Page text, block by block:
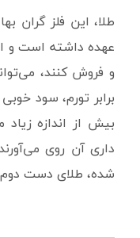
طلا، این فلز گران
عهده داشته است و
و فروش کنند،
برابر تورم، سود
بیش از اندازه
داری آن روی
شده، طلای دست